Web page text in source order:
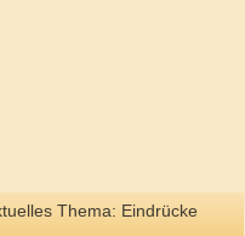
Thema: Eindrücke